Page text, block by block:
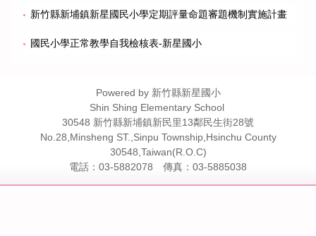
新竹縣新埔鎮新星國民小學定期評量命題審題機制實施計畫
國民小學正常教學自我檢核表-新星國小
Powered by 新竹縣新星國小
Shin Shing Elementary School
30548 新竹縣新埔鎮新民里13鄰民生街28號
No.28,Minsheng ST.,Sinpu Township,Hsinchu County
30548,Taiwan(R.O.C)
電話：03-5882078 傳真：03-5885038